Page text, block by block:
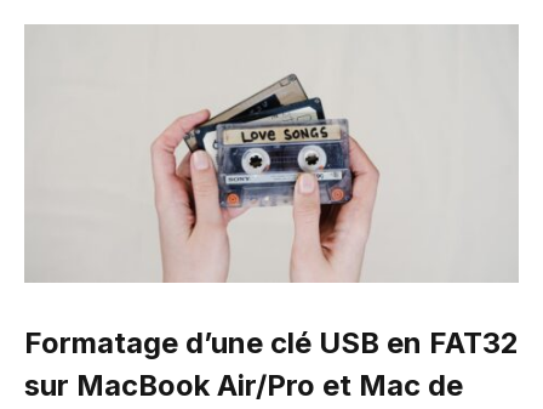
Formatage d’une clé USB en FAT32
sur MacBook Air/Pro et Mac de